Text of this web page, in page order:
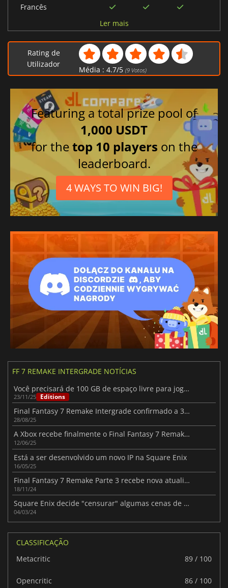
Francês
Coreano
Italiano
Alemão
Português brasileiro
Chinês simplificado
Japonês
Ler mais
Rating de
Utilizador
Média : 4.7/5 (9Votos)
Featuring a total prize pool of
1,000 USDT
for thetop 10 players on the
leaderboard.
4 WAYS TO WIN BIG!
FF 7 REMAKE INTERGRADE NOTÍCIAS
Você precisará de 100 GB de espaço livre para jogar FF7 Remake Intergrade no Switch 2
23/11/25 Editions
Final Fantasy 7 Remake Intergrade confirmado a 30 FPS na Switch 2
28/08/25
A Xbox recebe finalmente o Final Fantasy 7 Remake Intergrade
12/06/25
Está a ser desenvolvido um novo IP na Square Enix
16/05/25
Final Fantasy 7 Remake Parte 3 recebe nova atualização de desenvolvimento
18/11/24
Square Enix decide "censurar" algumas cenas de Final Fantasy VII Remake
04/03/24
CLASSIFICAÇÃO
Metacritic
89 / 100
Opencritic 86 / 100